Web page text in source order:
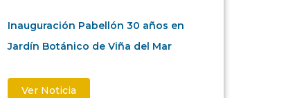
Inauguración Pabellón 30 años en
Jardín Botánico de Viña del Mar
Ver Noticia